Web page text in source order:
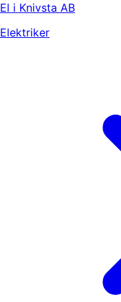
El i Knivsta AB
Elektriker